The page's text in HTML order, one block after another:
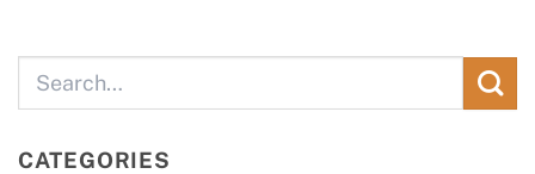
CATEGORIES